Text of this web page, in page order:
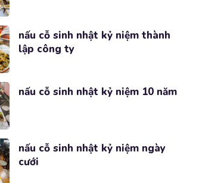
nấu cỗ sinh nhật kỷ niệm thành
lập công ty
nấu cỗ sinh nhật kỷ niệm 10 năm
nấu cỗ sinh nhật kỷ niệm ngày
cưới